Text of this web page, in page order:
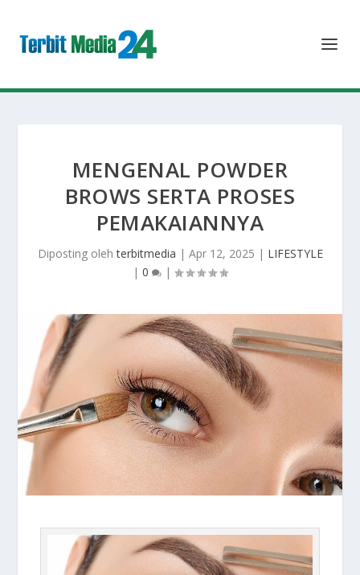
MENGENAL POWDER
BROWS SERTA PROSES
PEMAKAIANNYA
Diposting olehterbitmedia | Apr 12, 2025 | LIFESTYLE
| 0 |